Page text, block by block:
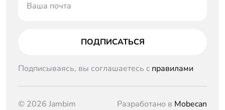
Ваша почта
ПОДПИСАТЬСЯ
Подписываясь, вы соглашаетесь c правилами
© 2026 Jambim Разработано в Mobecan